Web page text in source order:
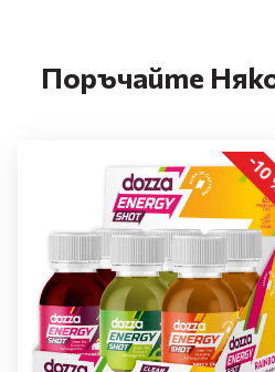
Поръчайте
-